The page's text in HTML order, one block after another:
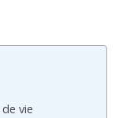
vie